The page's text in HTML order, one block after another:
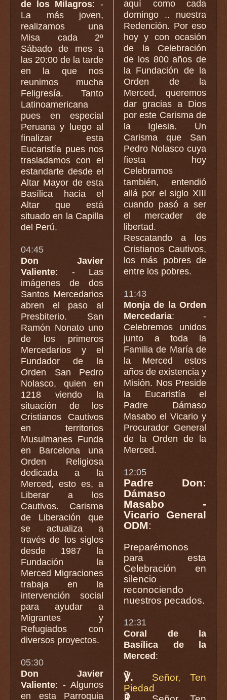
de los Milagros: -
La más joven,
realizamos una
Misa cada 2º
Sábado de mes a
las 20:00 de la tarde
en la que nos
reunimos mucha
Feligresía. Tanto
Latinoamericana
pues en especial
Peruana y luego al
finalizar esta
Eucaristía pues nos
trasladamos con el
estandarte desde el
Altar Mayor de esta
Basílica hacia el
Altar que está
situado en la Capilla
del Perú.
04:45
Don Javier
Valiente: - Las
imágenes de dos
Santos Mercedarios
abren el paso al
Presbiterio. San
Ramón Nonato uno
de los primeros
Mercedarios y el
Fundador de la
Orden San Pedro
Nolasco, quien en
1218 viendo la
situación de los
Cristianos Cautivos
en territorios
Musulmanes Funda
en Barcelona una
Orden Religiosa
dedicada a la
Merced, esto es, a
Liberar a los
Cautivos. Carisma
de Liberación que
se actualiza a
través de los siglos
desde 1987 la
Fundación la
Merced Migraciones
trabaja en la
intervención social
para ayudar a
Migrantes y
Refugiados con
diversos proyectos.
05:30
Don Javier
Valiente: - Algunos
en esta Parroquia
aquí como cada
domingo .. nuestra
Redención. Por eso
hoy y con ocasión
de la Celebración
de los 800 años de
la Fundación de la
Orden de la
Merced, queremos
dar gracias a Dios
por este Carisma de
la Iglesia. Un
Carisma que San
Pedro Nolasco cuya
fiesta hoy
Celebramos
también, entendió
allá por el siglo XIII
cuando pasó a ser
el mercader de
libertad.
Rescatando a los
Cristianos Cautivos,
los más pobres de
entre los pobres.
11:43
Monja de la Orden
Mercedaria: -
Celebremos unidos
junto a toda la
Familia de María de
la Merced estos
años de existencia y
Misión. Nos Preside
la Eucaristía el
Padre Dámaso
Masabo el Vicario y
Procurador General
de la Orden de la
Merced.
12:05
Padre Don:
Dámaso
Masabo -
Vicario General
ODM:
Preparémonos
para esta
Celebración en
silencio
reconociendo
nuestros pecados.
12:31
Coral de la
Basílica de la
Merced:
℣.
Señor, Ten
Piedad